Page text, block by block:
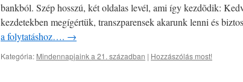
bankból. Szép hosszú, két oldalas levél, ami így kezdõdik:
kezdetekben megígértük, transzparensek akarunk lenni és
a folytatáshoz…. →
Kategória: Mindennapjaink a 21. században | Hozzászólás most!